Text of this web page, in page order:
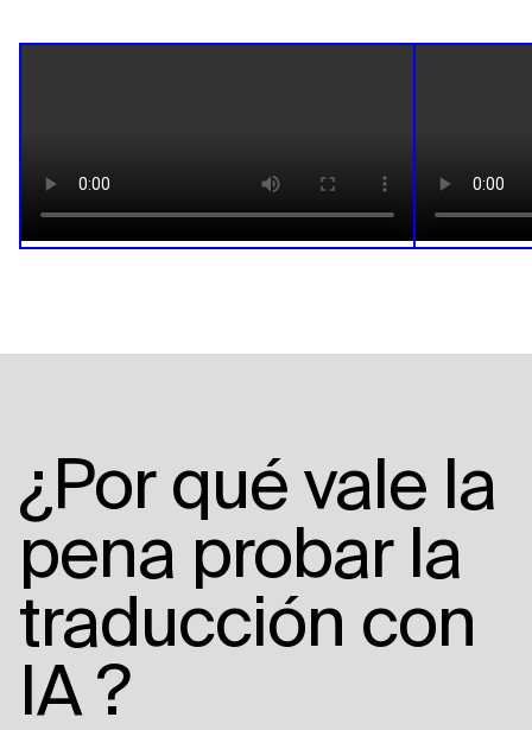
¿ Por qué vale la
pena probarla
traducción con
IA ?